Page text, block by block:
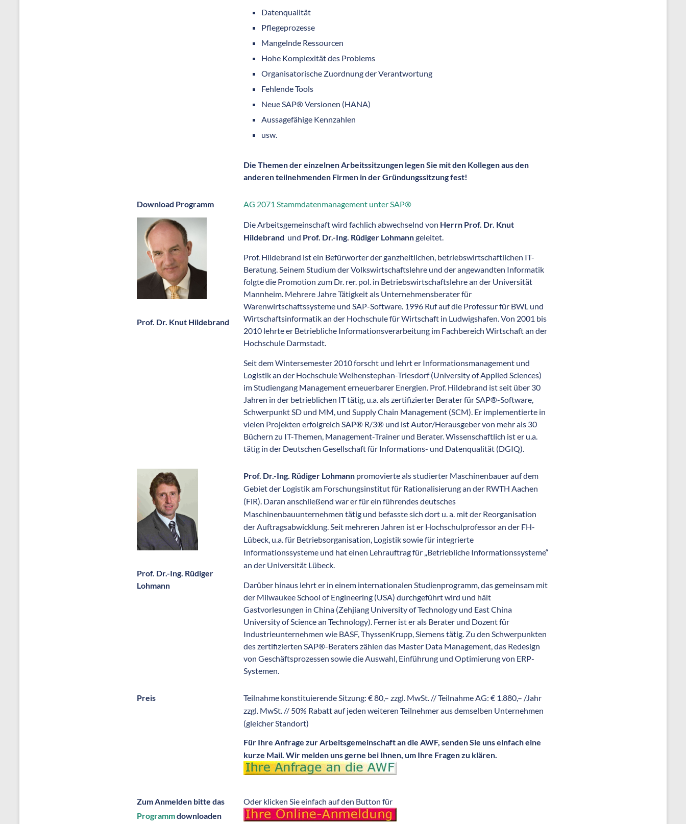
Datenqualität
Pflegeprozesse
Mangelnde Ressourcen
Hohe Komplexität des Problems
Organisatorische Zuordnung der Verantwortung
Fehlende Tools
Neue SAP® Versionen (HANA)
Aussagefähige Kennzahlen
usw.
Die Themen der einzelnen Arbeitssitzungen legen Sie mit den Kollegen aus den
anderen teilnehmenden Firmen in der Gründungssitzung fest!
Download Programm AG 2071 Stammdatenmanagement unter SAP®
Prof. Dr. Knut Hildebrand
Die Arbeitsgemeinschaft wird fachlich abwechselnd von Herrn Prof. Dr. Knut
Hildebrand und Prof. Dr.-Ing. Rüdiger Lohmanngeleitet.
Prof. Hildebrand ist ein Befürworter der ganzheitlichen, betriebswirtschaftlichen IT-
Beratung. Seinem Studium der Volkswirtschaftslehre und der angewandten Informatik
folgte die Promotion zum Dr. rer. pol. in Betriebswirtschaftslehre an der Universität
Mannheim. Mehrere Jahre Tätigkeit als Unternehmensberater für
Warenwirtschaftssysteme und SAP-Software. 1996 Ruf auf die Professur für BWL und
Wirtschaftsinformatik an der Hochschule für Wirtschaft in Ludwigshafen. Von 2001 bis
2010 lehrte er Betriebliche Informationsverarbeitung im Fachbereich Wirtschaft an der
Hochschule Darmstadt.
Seit dem Wintersemester 2010 forscht und lehrt er Informationsmanagement und
Logistik an der Hochschule Weihenstephan-Triesdorf (University of Applied Sciences)
im Studiengang Management erneuerbarer Energien. Prof. Hildebrand ist seit über 30
Jahren in der betrieblichen IT tätig, u.a. als zertifizierter Berater für SAP®-Software,
Schwerpunkt SD und MM, und Supply Chain Management (SCM). Er implementierte in
vielen Projekten erfolgreich SAP® R/3® und ist Autor/Herausgeber von mehr als 30
Büchern zu IT-Themen, Management-Trainer und Berater. Wissenschaftlich ist er u.a.
tätig in der Deutschen Gesellschaft für Informations- und Datenqualität (DGIQ).
Prof. Dr.-Ing. Rüdiger
Lohmann
Prof. Dr.-Ing. Rüdiger Lohmannpromovierte als studierter Maschinenbauer auf dem
Gebiet der Logistik am Forschungsinstitut für Rationalisierung an der RWTH Aachen
(FiR). Daran anschließend war er für ein führendes deutsches
Maschinenbauunternehmen tätig und befasste sich dort u. a. mit der Reorganisation
der Auftragsabwicklung. Seit mehreren Jahren ist er Hochschulprofessor an der FH-
Lübeck, u.a. für Betriebsorganisation, Logistik sowie für integrierte
Informationssysteme und hat einen Lehrauftrag für „Betriebliche Informationssysteme“
an der Universität Lübeck.
Darüber hinaus lehrt er in einem internationalen Studienprogramm, das gemeinsam mit
der Milwaukee School of Engineering (USA) durchgeführt wird und hält
Gastvorlesungen in China (Zehjiang University of Technology und East China
University of Science an Technology). Ferner ist er als Berater und Dozent für
Industrieunternehmen wie BASF, ThyssenKrupp, Siemens tätig. Zu den Schwerpunkten
des zertifizierten SAP®-Beraters zählen das Master Data Management, das Redesign
von Geschäftsprozessen sowie die Auswahl, Einführung und Optimierung von ERP-
Systemen.
Preis
Teilnahme konstituierende Sitzung: € 80,– zzgl. MwSt. // Teilnahme AG: € 1.880,– /Jahr
zzgl. MwSt. // 50% Rabatt auf jeden weiteren Teilnehmer aus demselben Unternehmen
(gleicher Standort)
Für Ihre Anfrage zur Arbeitsgemeinschaft an die AWF, senden Sie uns einfach eine
kurze Mail. Wir melden uns gerne bei Ihnen, um Ihre Fragen zu klären.
Zum Anmelden bitte das
Programmdownloaden
Oder klicken Sie einfach auf den Button für